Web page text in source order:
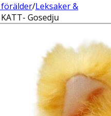
förälder/Leksaker &
Gosedju